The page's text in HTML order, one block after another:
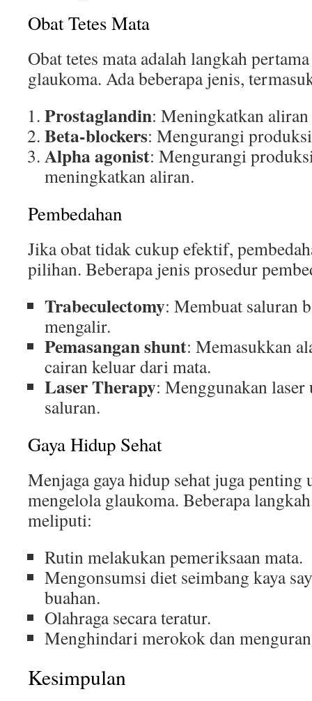
Obat Tetes Mata
Obat tetes mata adalah langkah
glaukoma. Ada beberapa jenis,
Prostaglandin: Meningkatkan
Beta-blockers: Mengurangi
Alpha agonist: Mengurangi
meningkatkan aliran.
Pembedahan
Jika obat tidak cukup efektif,
pilihan. Beberapa jenis prosedur
Trabeculectomy: Membuat saluran
mengalir.
Pemasangan shunt: Memasukkan
cairan keluar dari mata.
Laser Therapy: Menggunakan
saluran.
Gaya Hidup Sehat
Menjaga gaya hidup sehat juga penting
mengelola glaukoma. Beberapa
meliputi:
Rutin melakukan pemeriksaan mata.
Mengonsumsi diet seimbang kaya
buahan.
Olahraga secara teratur.
Menghindari merokok dan
Kesimpulan